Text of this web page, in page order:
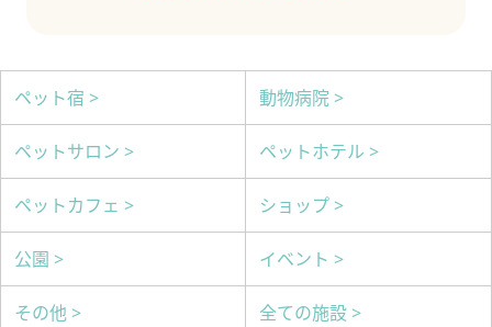
ペット宿 > 動物病院 >
ペットサロン > ペットホテル >
ペットカフェ > ショップ >
公園 > イベント >
その他 > 全ての施設 >